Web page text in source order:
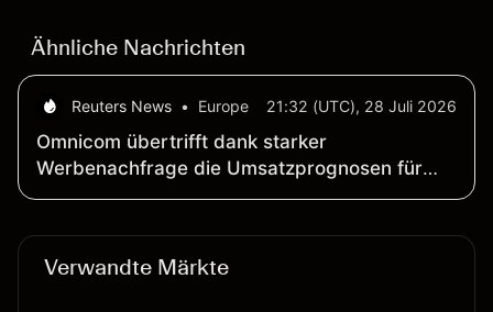
Ähnliche Nachrichten
Reuters News • Europe 21:32 (UTC), 28 Juli 2026
Omnicom übertrifft dank starker
Werbenachfrage die Umsatzprognosen für
das Quartal
Verwandte Märkte